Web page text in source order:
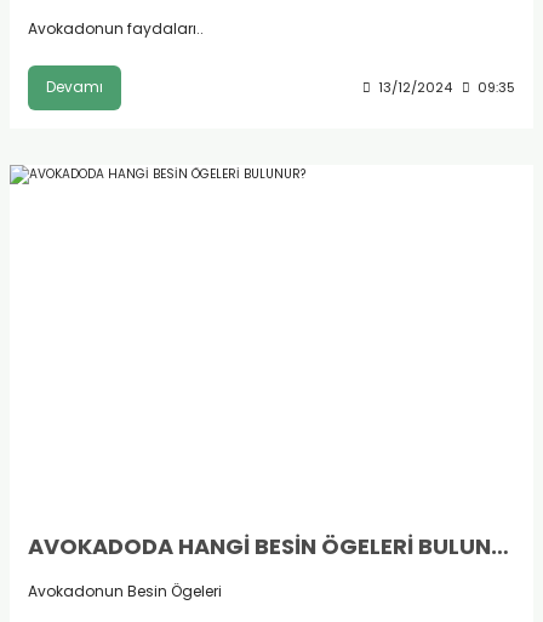
Avokadonun faydaları..
Devamı 13/12/2024 09:35
AVOKADODA HANGİ BESİN ÖGELERİ BULUNUR?
Avokadonun Besin Ögeleri